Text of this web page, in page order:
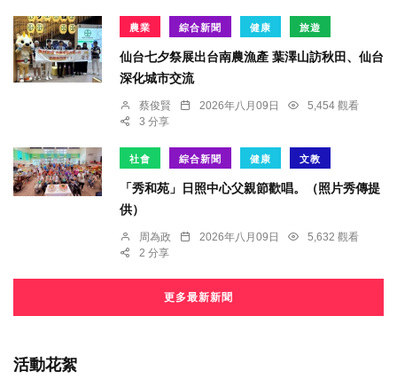
農業 綜合新聞 健康 旅遊
仙台七夕祭展出台南農漁產 葉澤山訪秋田、仙台
深化城市交流
蔡俊賢 2026年八月09日
5,454 觀看
3 分享
社會 綜合新聞 健康 文教
「秀和苑」日照中心父親節歡唱。（照片秀傳提
供）
周為政 2026年八月09日
5,632 觀看
2 分享
更多最新新聞
活動花絮